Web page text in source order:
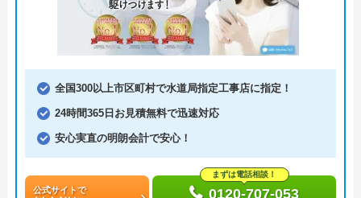
全国300以上市区町村で水道局指定工事店に指定！
24時間365日お見積無料で迅速対応
安心実直の明朗会計で安心！
公式サイトで
まずは電話相談！
0120-707-053